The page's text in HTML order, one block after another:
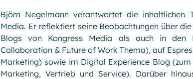
Björn Negelmann verantwortet die inhaltlichen
Media. Er reflektiert seine Beobachtungen über
Blogs von Kongress Media als auch in den
Collaboration & Future of Work Thema), auf
Marketing) sowie im Digital Experience Blog
Marketing, Vertrieb und Service). Darüber